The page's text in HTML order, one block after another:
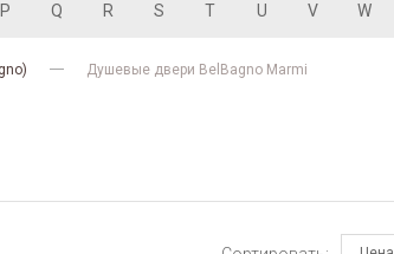
P Q R S T U V W
Душевые двери BelBagno Marmi